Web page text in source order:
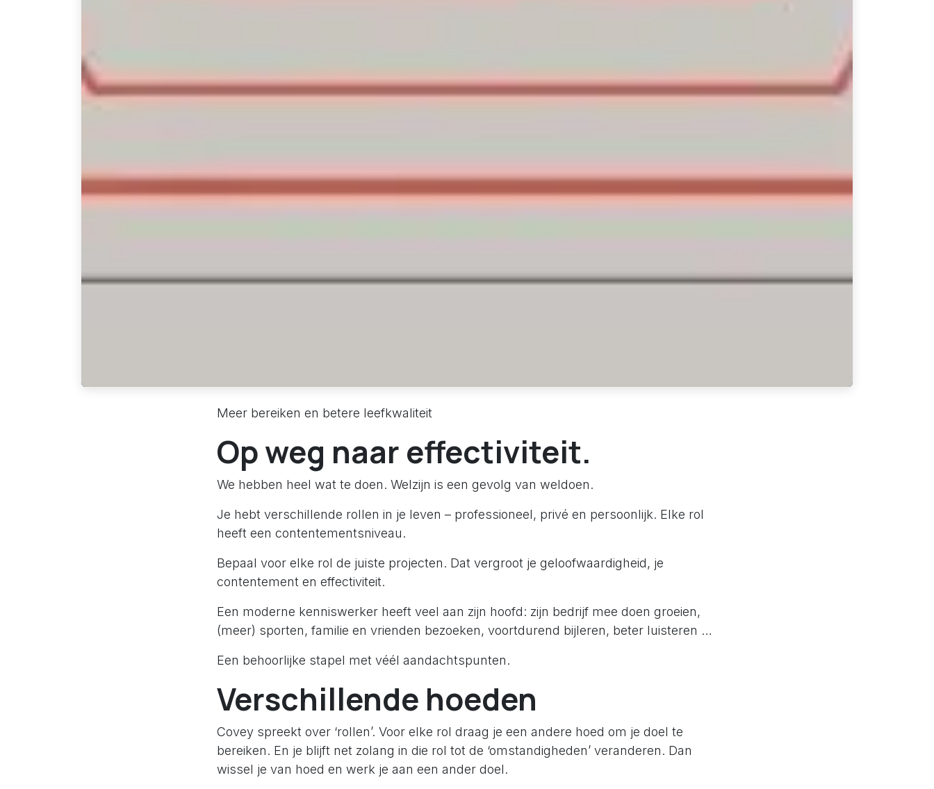
Meer bereiken en betere leefkwaliteit
Op weg naar effectiviteit.
We hebben heel wat te doen. Welzijn is een gevolg van weldoen.
Je hebt verschillende rollen in je leven – professioneel, privé en persoonlijk. Elke rol
heeft een contentementsniveau.
Bepaal voor elke rol de juiste projecten. Dat vergroot je geloofwaardigheid, je
contentement en effectiviteit.
Een moderne kenniswerker heeft veel aan zijn hoofd: zijn bedrijf mee doen groeien,
(meer) sporten, familie en vrienden bezoeken, voortdurend bijleren, beter luisteren …
Een behoorlijke stapel met véél aandachtspunten.
Verschillende hoeden
Covey spreekt over ‘rollen’. Voor elke rol draag je een andere hoed om je doel te
bereiken. En je blijft net zolang in die rol tot de ‘omstandigheden’ veranderen. Dan
wissel je van hoed en werk je aan een ander doel.